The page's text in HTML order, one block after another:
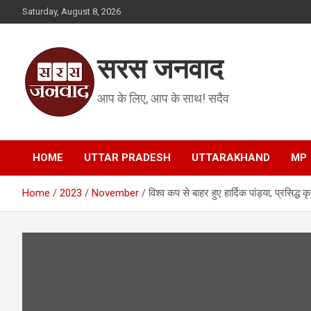
to
Saturday, August 8, 2026
सरस जनवाद
आप के लिए, आप के साथ! सदैव
HOME UTTAR PRADESH UTTARAKHAND MP
Home 2023 November विश्व कप से बाहर हुए हार्दिक पांड्या,